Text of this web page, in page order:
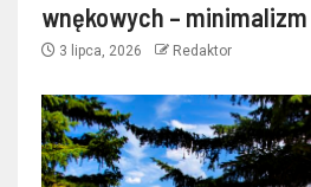
wnękowych –
3 lipca, 2026 Redaktor